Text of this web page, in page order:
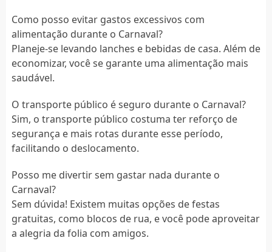
Como posso evitar gastos excessivos com
alimentação durante o Carnaval?
Planeje-se levando lanches e bebidas de casa. Além de
economizar, você se garante uma alimentação mais
saudável.
O transporte público é seguro durante o Carnaval?
Sim, o transporte público costuma ter reforço de
segurança e mais rotas durante esse período,
facilitando o deslocamento.
Posso me divertir sem gastar nada durante o
Carnaval?
Sem dúvida! Existem muitas opções de festas
gratuitas, como blocos de rua, e você pode aproveitar
a alegria da folia com amigos.